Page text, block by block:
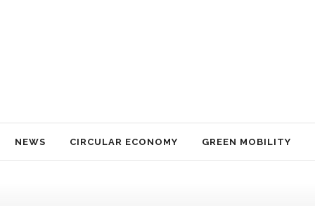
NEWS CIRCULAR ECONOMY GREEN MOBILITY